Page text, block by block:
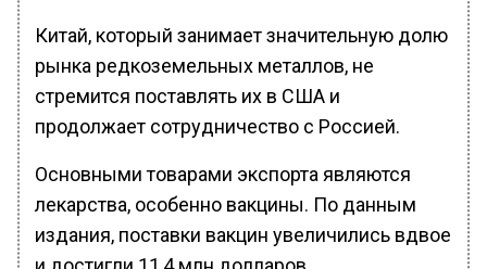
Китай, который занимает значительную долю
рынка редкоземельных металлов, не
стремится поставлять их в США и
продолжает сотрудничество с Россией.
Основными товарами экспорта являются
лекарства, особенно вакцины. По данным
издания, поставки вакцин увеличились вдвое